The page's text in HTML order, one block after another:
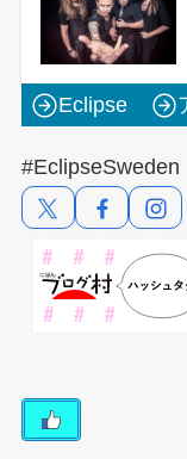
Eclipse
#EclipseSweden